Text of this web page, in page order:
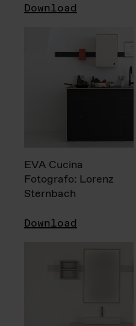
Download
EVA Cucina
Fotografo: Lorenz
Sternbach
Download